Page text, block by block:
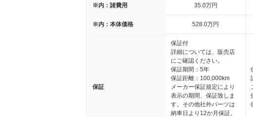
※内：諸費用 35.0万円
※内：本体価格 528.0万円
保証
保証付
詳細については、販売店
にご確認ください。
保証期間：5年
保証距離：100,000km
メーカー保証規定により
表示の期間、保証致しま
す。その他社外パーツは
納車日より12か月保証。